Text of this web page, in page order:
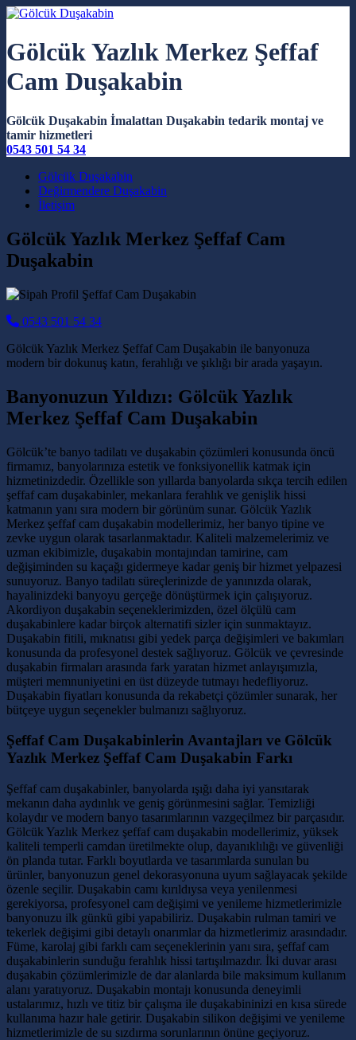
Gölcük Yazlık Merkez Şeffaf
Cam Duşakabin
Gölcük Duşakabin İmalattan Duşakabin tedarik montaj ve
tamir hizmetleri
0543 501 54 34
Main Navigation
Gölcük Duşakabin
Değirmendere Duşakabin
İletişim
Gölcük Yazlık Merkez Şeffaf Cam
Duşakabin
0543 501 54 34
Gölcük Yazlık Merkez Şeffaf Cam Duşakabin ile banyonuza
modern bir dokunuş katın, ferahlığı ve şıklığı bir arada yaşayın.
Banyonuzun Yıldızı: Gölcük Yazlık
Merkez Şeffaf Cam Duşakabin
Gölcük’te banyo tadilatı ve duşakabin çözümleri konusunda öncü
firmamız, banyolarınıza estetik ve fonksiyonellik katmak için
hizmetinizdedir. Özellikle son yıllarda banyolarda sıkça tercih edilen
şeffaf cam duşakabinler, mekanlara ferahlık ve genişlik hissi
katmanın yanı sıra modern bir görünüm sunar. Gölcük Yazlık
Merkez şeffaf cam duşakabin modellerimiz, her banyo tipine ve
zevke uygun olarak tasarlanmaktadır. Kaliteli malzemelerimiz ve
uzman ekibimizle, duşakabin montajından tamirine, cam
değişiminden su kaçağı gidermeye kadar geniş bir hizmet yelpazesi
sunuyoruz. Banyo tadilatı süreçlerinizde de yanınızda olarak,
hayalinizdeki banyoyu gerçeğe dönüştürmek için çalışıyoruz.
Akordiyon duşakabin seçeneklerimizden, özel ölçülü cam
duşakabinlere kadar birçok alternatifi sizler için sunmaktayız.
Duşakabin fitili, mıknatısı gibi yedek parça değişimleri ve bakımları
konusunda da profesyonel destek sağlıyoruz. Gölcük ve çevresinde
duşakabin firmaları arasında fark yaratan hizmet anlayışımızla,
müşteri memnuniyetini en üst düzeyde tutmayı hedefliyoruz.
Duşakabin fiyatları konusunda da rekabetçi çözümler sunarak, her
bütçeye uygun seçenekler bulmanızı sağlıyoruz.
Şeffaf Cam Duşakabinlerin Avantajları ve Gölcük
Yazlık Merkez Şeffaf Cam Duşakabin Farkı
Şeffaf cam duşakabinler, banyolarda ışığı daha iyi yansıtarak
mekanın daha aydınlık ve geniş görünmesini sağlar. Temizliği
kolaydır ve modern banyo tasarımlarının vazgeçilmez bir parçasıdır.
Gölcük Yazlık Merkez şeffaf cam duşakabin modellerimiz, yüksek
kaliteli temperli camdan üretilmekte olup, dayanıklılığı ve güvenliği
ön planda tutar. Farklı boyutlarda ve tasarımlarda sunulan bu
ürünler, banyonuzun genel dekorasyonuna uyum sağlayacak şekilde
özenle seçilir. Duşakabin camı kırıldıysa veya yenilenmesi
gerekiyorsa, profesyonel cam değişimi ve yenileme hizmetlerimizle
banyonuzu ilk günkü gibi yapabiliriz. Duşakabin rulman tamiri ve
tekerlek değişimi gibi detaylı onarımlar da hizmetlerimiz arasındadır.
Füme, karolaj gibi farklı cam seçeneklerinin yanı sıra, şeffaf cam
duşakabinlerin sunduğu ferahlık hissi tartışılmazdır. İki duvar arası
duşakabin çözümlerimizle de dar alanlarda bile maksimum kullanım
alanı yaratıyoruz. Duşakabin montajı konusunda deneyimli
ustalarımız, hızlı ve titiz bir çalışma ile duşakabininizi en kısa sürede
kullanıma hazır hale getirir. Duşakabin silikon değişimi ve yenileme
hizmetlerimizle de su sızdırma sorunlarının önüne geçiyoruz.